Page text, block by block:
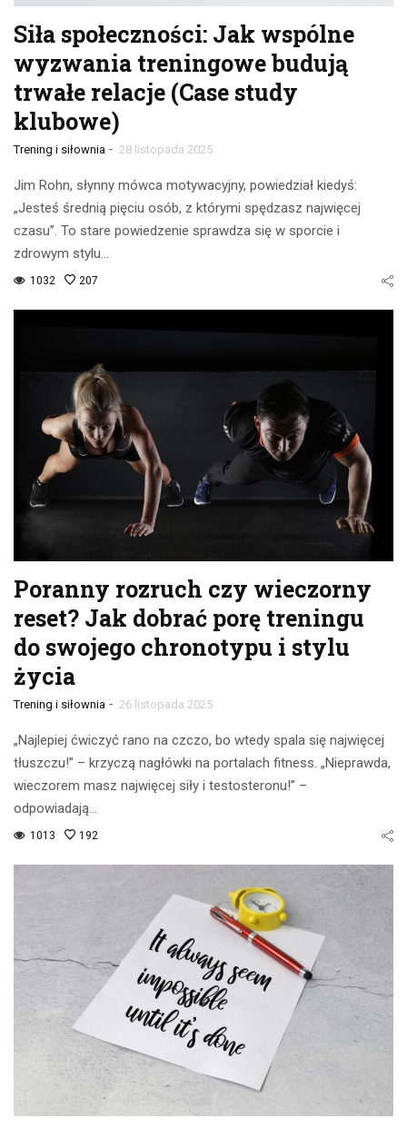
Siła społeczności: Jak wspólne
wyzwania treningowe budują
trwałe relacje (Case study
klubowe)
Trening i siłownia - 28 listopada 2025
Jim Rohn, słynny mówca motywacyjny, powiedział kiedyś:
„Jesteś średnią pięciu osób, z którymi spędzasz najwięcej
czasu”. To stare powiedzenie sprawdza się w sporcie i
zdrowym stylu…
1032 207
Poranny rozruch czy wieczorny
reset? Jak dobrać porę treningu
do swojego chronotypu i stylu
życia
Trening i siłownia - 26 listopada 2025
„Najlepiej ćwiczyć rano na czczo, bo wtedy spala się najwięcej
tłuszczu!” – krzyczą nagłówki na portalach fitness. „Nieprawda,
wieczorem masz najwięcej siły i testosteronu!” –
odpowiadają…
1013 192